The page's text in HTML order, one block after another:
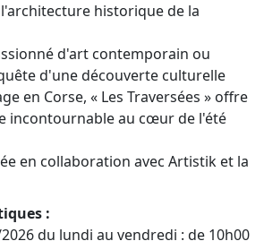
historique de la
d'art contemporain ou
d'une découverte culturelle
en Corse, « Les Traversées » offre
incontournable au cœur de l'été
en collaboration avec Artistik et la
:
du lundi au vendredi : de 10h00